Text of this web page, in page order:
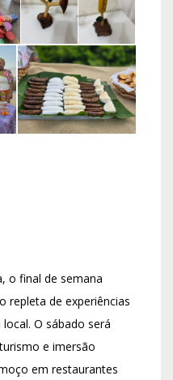
o final de semana
repleta de experiências
O sábado será
e imersão
em restaurantes